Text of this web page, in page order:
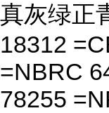
真灰绿正
18312
=NBRC
78255